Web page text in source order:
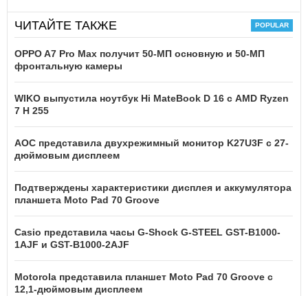
ЧИТАЙТЕ ТАКЖЕ
OPPO A7 Pro Max получит 50-МП основную и 50-МП
фронтальную камеры
WIKO выпустила ноутбук Hi MateBook D 16 с AMD Ryzen
7 H 255
AOC представила двухрежимный монитор K27U3F с 27-
дюймовым дисплеем
Подтверждены характеристики дисплея и аккумулятора
планшета Moto Pad 70 Groove
Casio представила часы G-Shock G-STEEL GST-B1000-
1AJF и GST-B1000-2AJF
Motorola представила планшет Moto Pad 70 Groove с
12,1-дюймовым дисплеем